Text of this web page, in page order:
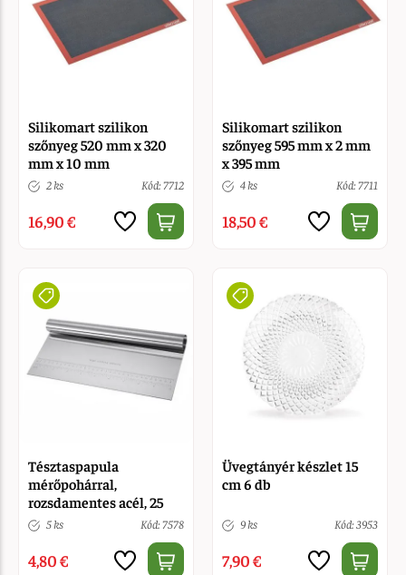
Silikomart szilikon
szőnyeg 520 mm x 320
mm x 10 mm
2 ks Kód: 7712
16,90 €
Silikomart szilikon
szőnyeg 595 mm x 2 mm
x 395 mm
4 ks Kód: 7711
18,50 €
Tésztaspapula
mérőpohárral,
rozsdamentes acél, 25
cm 5 ks Kód: 7578
4,80 €
Üvegtányér készlet 15
cm 6 db
9 ks Kód: 3953
7,90 €